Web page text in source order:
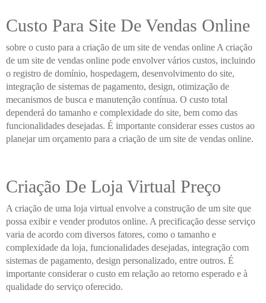
Custo Para Site De Vendas Online
sobre o custo para a criação de um site de vendas online A criação
de um site de vendas online pode envolver vários custos, incluindo
o registro de domínio, hospedagem, desenvolvimento do site,
integração de sistemas de pagamento, design, otimização de
mecanismos de busca e manutenção contínua. O custo total
dependerá do tamanho e complexidade do site, bem como das
funcionalidades desejadas. É importante considerar esses custos ao
planejar um orçamento para a criação de um site de vendas online.
Criação De Loja Virtual Preço
A criação de uma loja virtual envolve a construção de um site que
possa exibir e vender produtos online. A precificação desse serviço
varia de acordo com diversos fatores, como o tamanho e
complexidade da loja, funcionalidades desejadas, integração com
sistemas de pagamento, design personalizado, entre outros. É
importante considerar o custo em relação ao retorno esperado e à
qualidade do serviço oferecido.